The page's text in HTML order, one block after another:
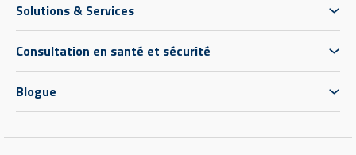
Solutions & Services
Consultation en santé et sécurité
Blogue